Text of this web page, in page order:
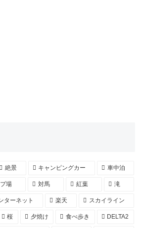
絶景 キャンピングカー 車中泊
場 対馬 紅葉 滝
ターネット 楽天 スカイライン
桜 夕焼け 食べ歩き DELTA2